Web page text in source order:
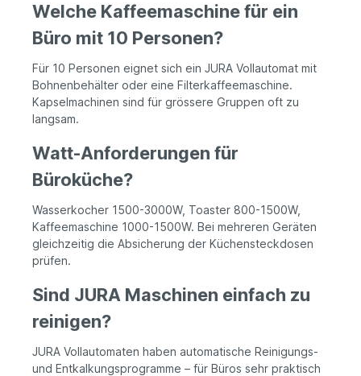
Welche Kaffeemaschine für ein
Büro mit 10 Personen?
Für 10 Personen eignet sich ein JURA Vollautomat mit
Bohnenbehälter oder eine Filterkaffeemaschine.
Kapselmachinen sind für grössere Gruppen oft zu
langsam.
Watt-Anforderungen für
Büroküche?
Wasserkocher 1500-3000W, Toaster 800-1500W,
Kaffeemaschine 1000-1500W. Bei mehreren Geräten
gleichzeitig die Absicherung der Küchensteckdosen
prüfen.
Sind JURA Maschinen einfach zu
reinigen?
JURA Vollautomaten haben automatische Reinigungs-
und Entkalkungsprogramme – für Büros sehr praktisch